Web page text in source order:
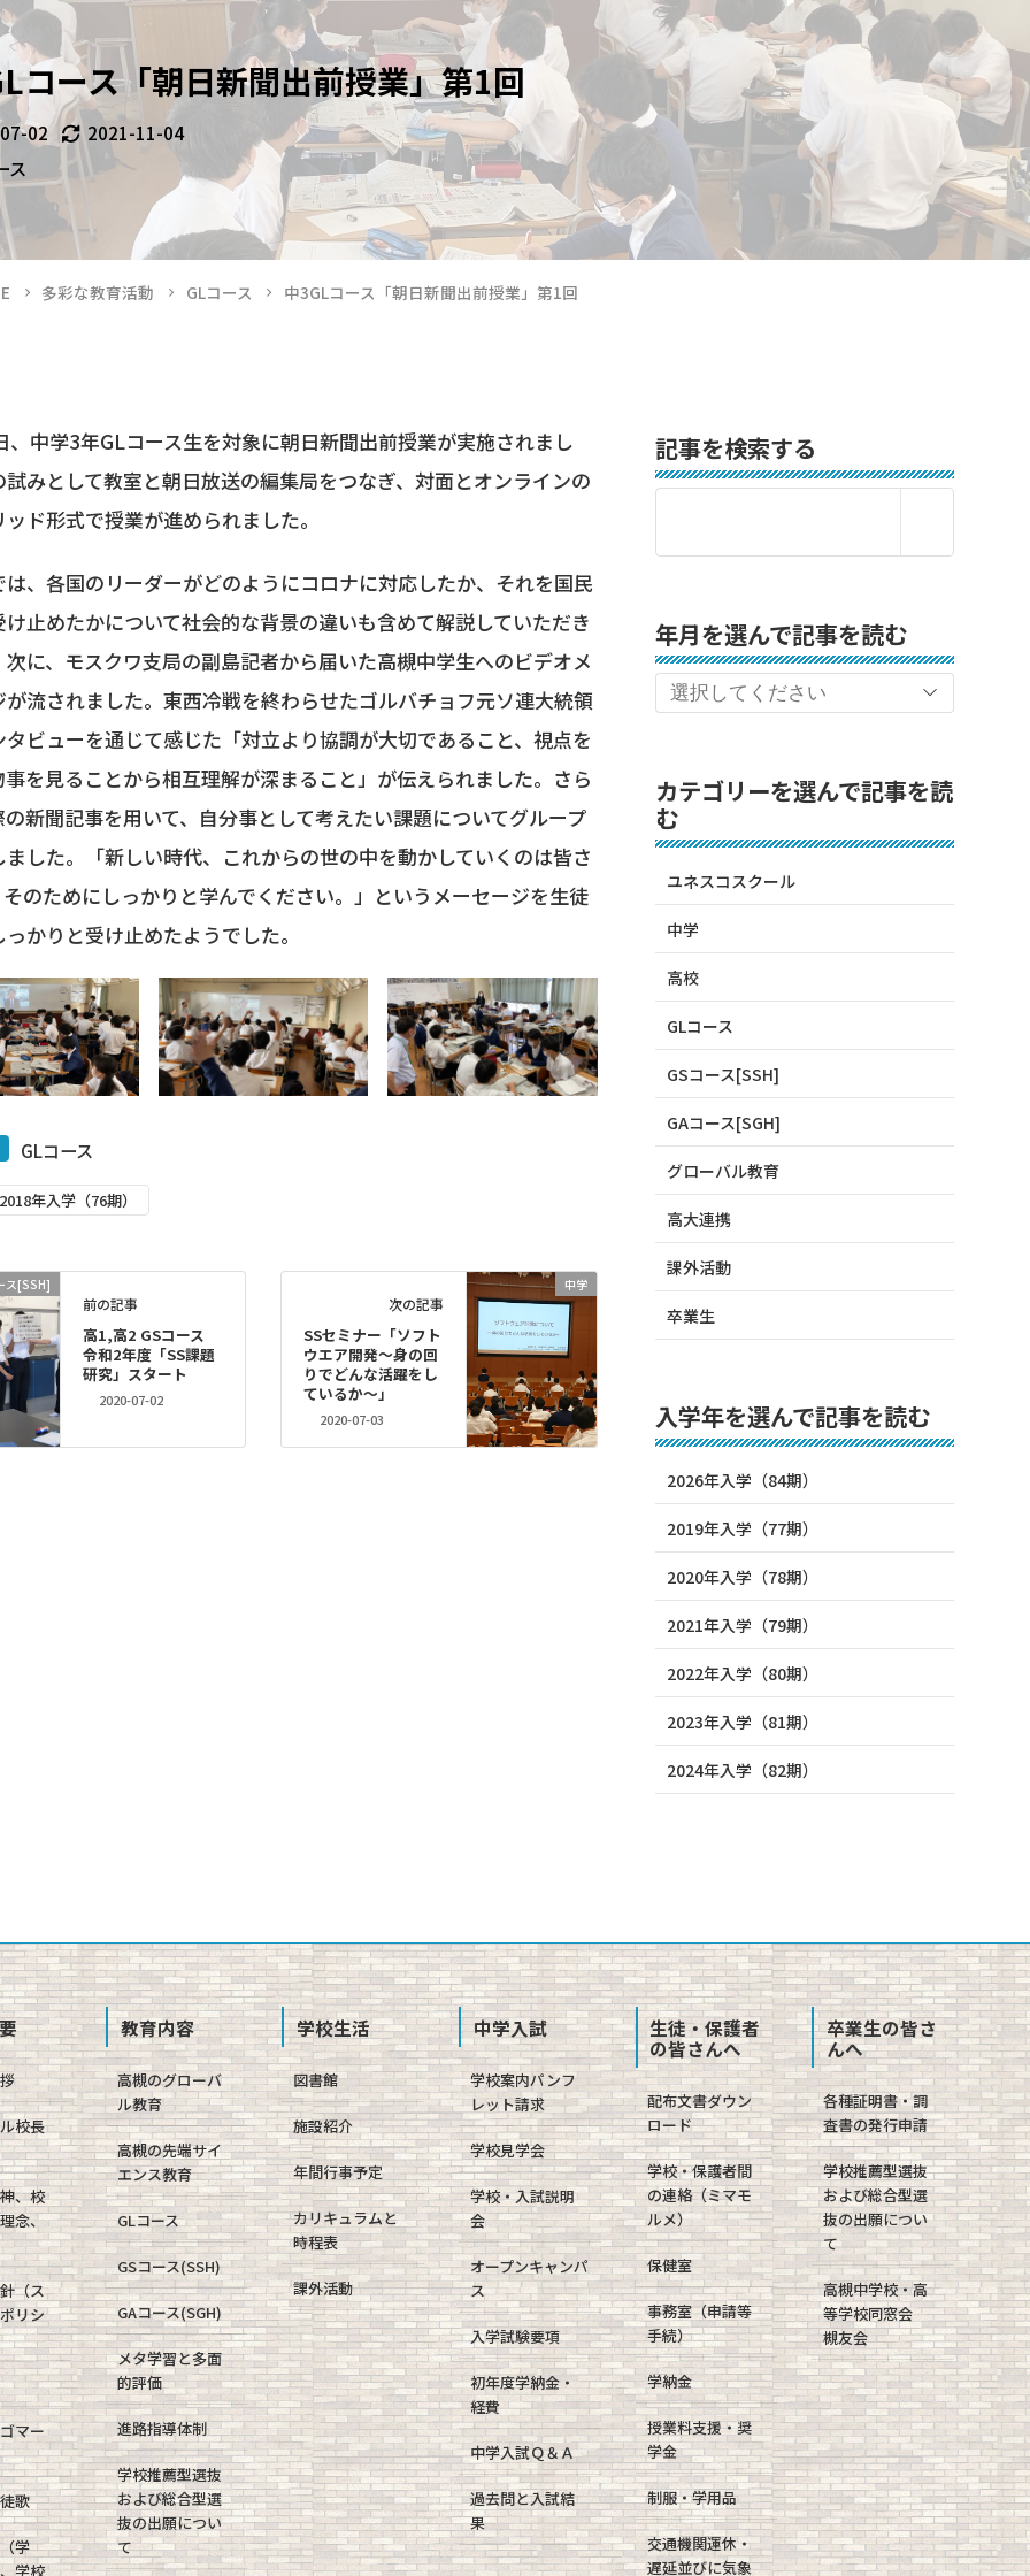
コース「朝日新聞出前授業」第1回
02
2021-11-04
ス
多彩な教育活動 GLコース 中3GLコース「朝日新聞出前授業」第1回
中学3年GLコース生を対象に朝日新聞出前授業が実施されまし
試みとして教室と朝日放送の編集局をつなぎ、対面とオンラインの
ド形式で授業が進められました。
、各国のリーダーがどのようにコロナに対応したか、それを国民
け止めたかについて社会的な背景の違いも含めて解説していただき
次に、モスクワ支局の副島記者から届いた高槻中学生へのビデオメ
が流されました。東西冷戦を終わらせたゴルバチョフ元ソ連大統領
タビューを通じて感じた「対立より協調が大切であること、視点を
事を見ることから相互理解が深まること」が伝えられました。さら
新聞記事を用いて、自分事として考えたい課題についてグループ
ました。「新しい時代、これからの世の中を動かしていくのは皆さ
そのためにしっかりと学んでください。」というメーセージを生徒
かりと受け止めたようでした。
GLコース
2018年入学（76期）
ス[SSH]
前の記事
高1,高2 GSコース
令和2年度「SS課題
研究」スタート
2020-07-02
中学
次の記事
SSセミナー「ソフト
ウエア開発～身の回
りでどんな活躍をし
ているか～」
2020-07-03
記事を検索する
年月を選んで記事を読む
カテゴリーを選んで記事を読
む
ユネスコスクール
中学
高校
GLコース
GSコース[SSH]
GAコース[SGH]
グローバル教育
高大連携
課外活動
卒業生
入学年を選んで記事を読む
2026年入学（84期）
2019年入学（77期）
2020年入学（78期）
2021年入学（79期）
2022年入学（80期）
2023年入学（81期）
2024年入学（82期）
校長
、校
念、
（ス
リシ
マー
歌
学
学校
教育内容
高槻のグローバ
ル教育
高槻の先端サイ
エンス教育
GLコース
GSコース(SSH)
GAコース(SGH)
メタ学習と多面
的評価
進路指導体制
学校推薦型選抜
および総合型選
抜の出願につい
て
学校生活
図書館
施設紹介
年間行事予定
カリキュラムと
時程表
課外活動
中学入試
学校案内パンフ
レット請求
学校見学会
学校・入試説明
会
オープンキャンパ
ス
入学試験要項
初年度学納金・
経費
中学入試Ｑ＆Ａ
過去問と入試結
果
生徒・保護者
の皆さんへ
配布文書ダウン
ロード
学校・保護者間
の連絡（ミマモ
ルメ）
保健室
事務室（申請等
手続）
学納金
授業料支援・奨
学金
制服・学用品
交通機関運休・
遅延並びに気象
卒業生の皆さ
んへ
各種証明書・調
査書の発行申請
学校推薦型選抜
および総合型選
抜の出願につい
て
高槻中学校・高
等学校同窓会
槻友会